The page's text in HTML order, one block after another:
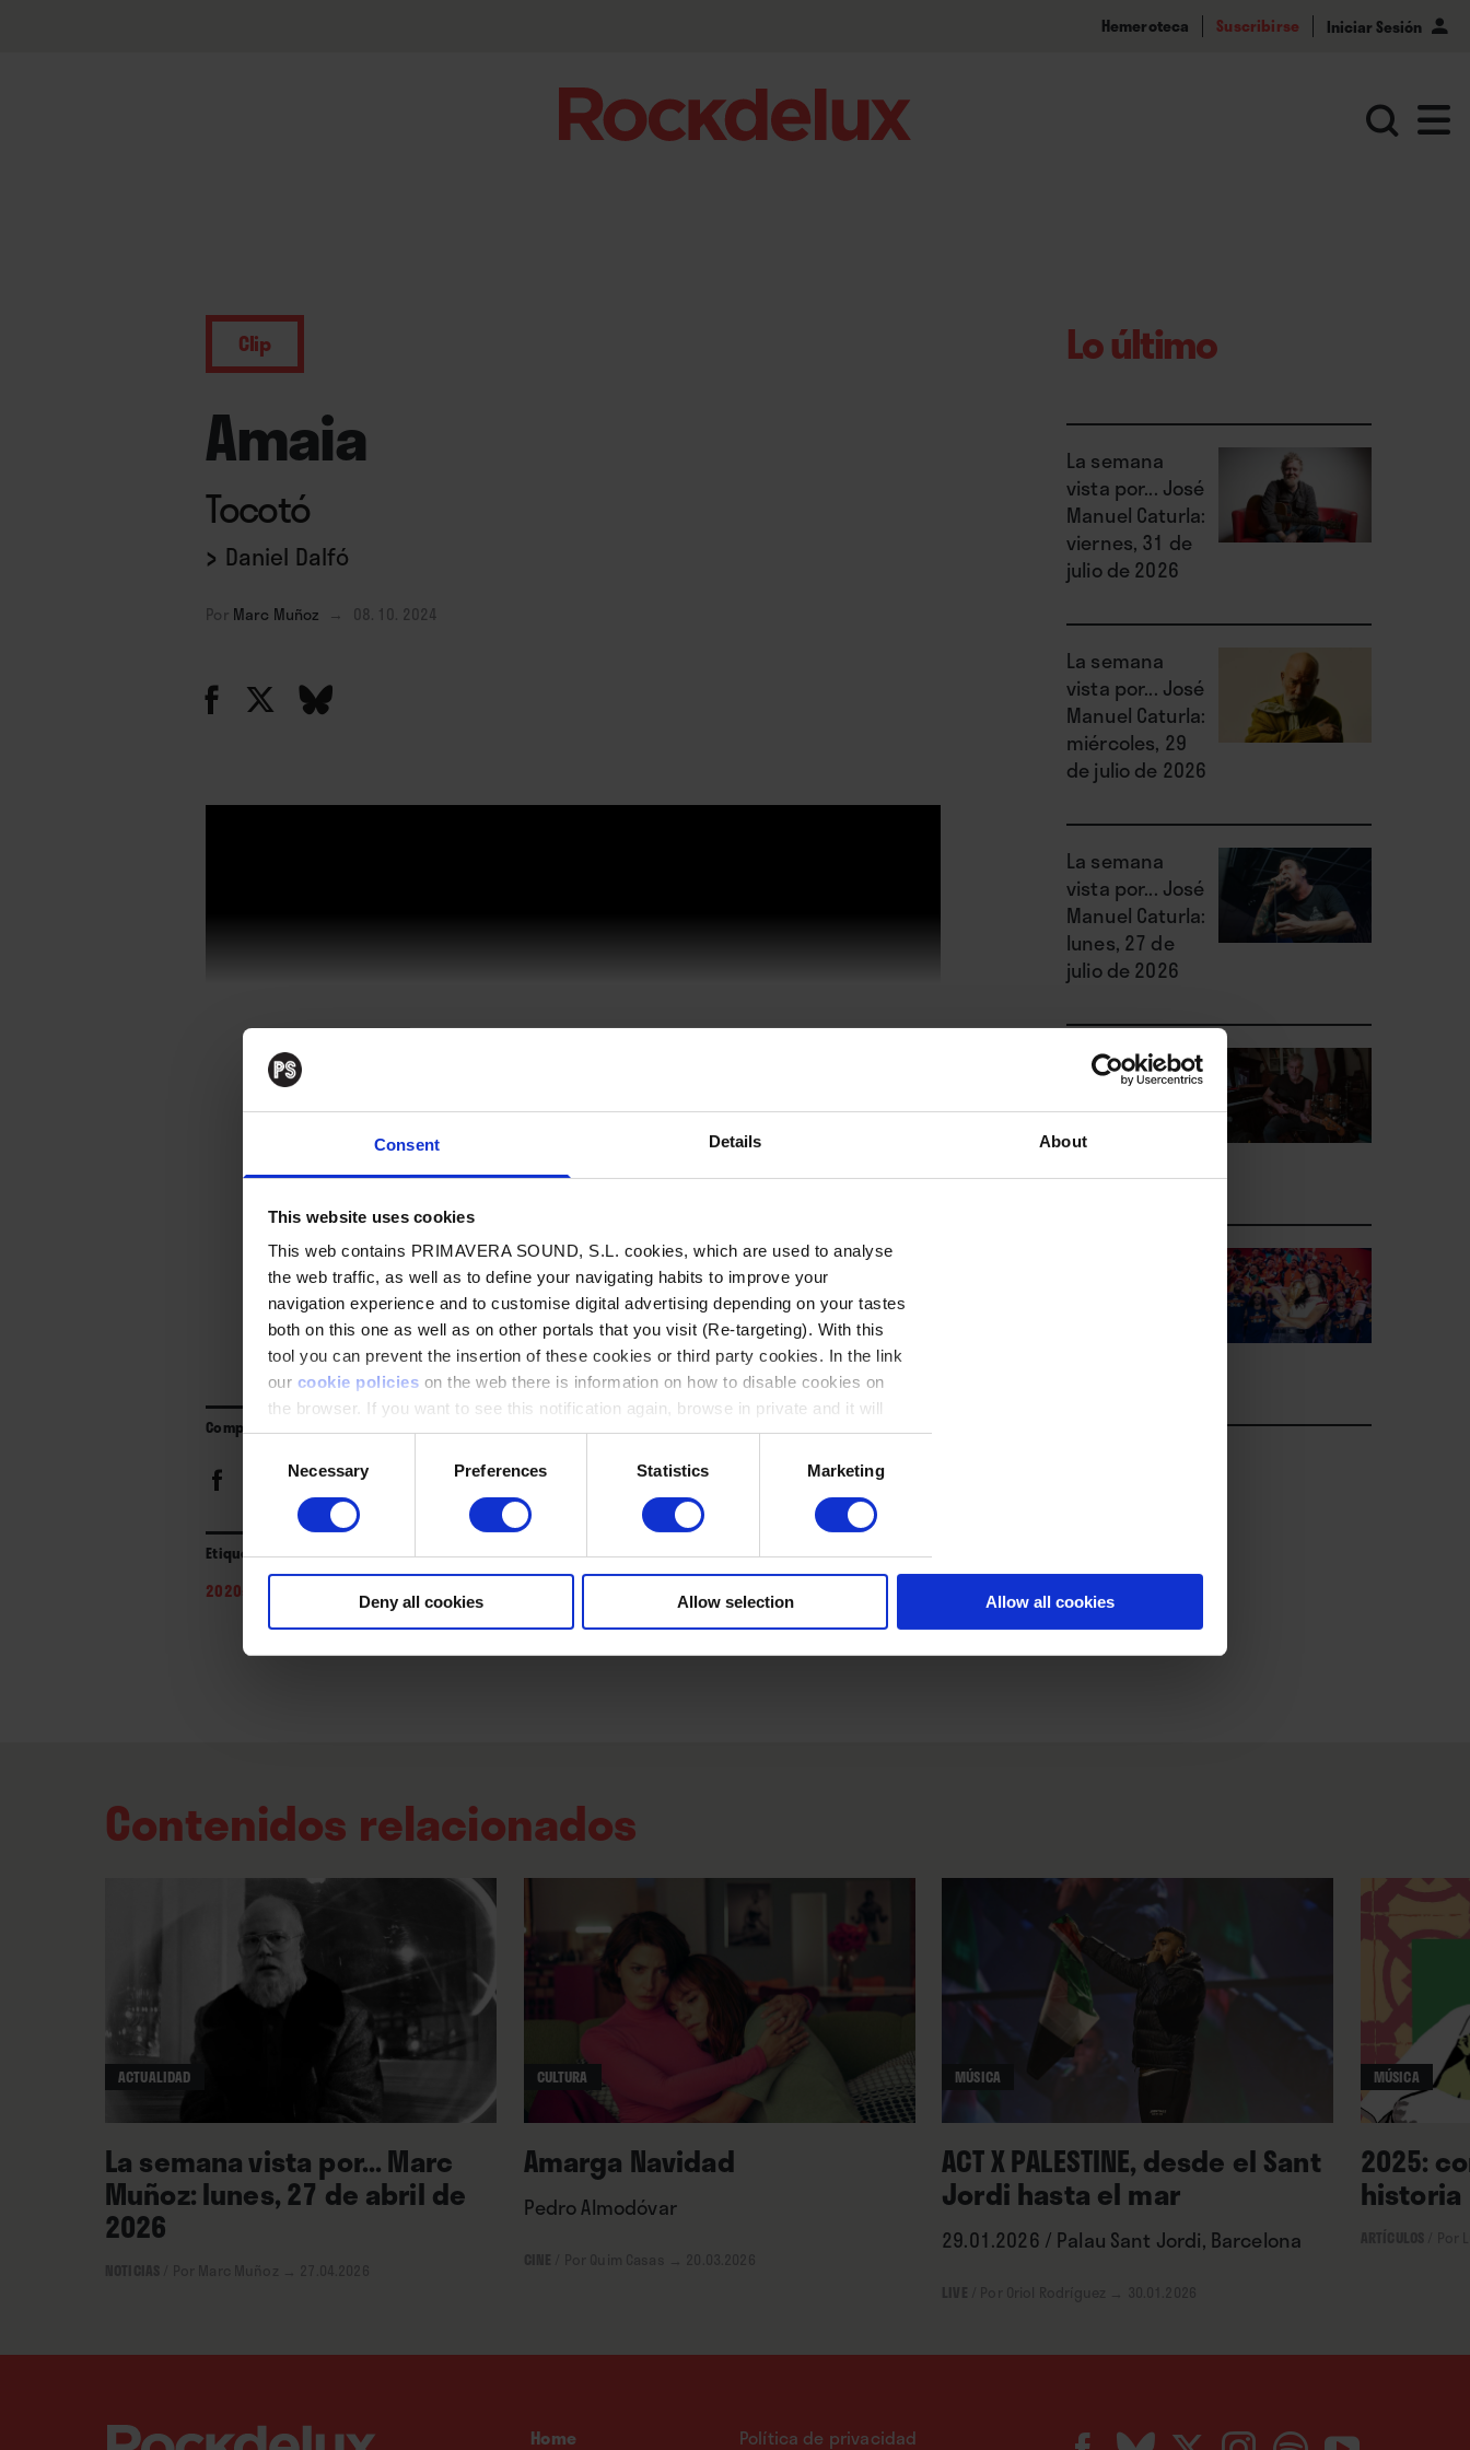
Consent Details About
This website uses cookies
This web contains PRIMAVERA SOUND, S.L. cookies, which are used to analyse
the web traffic, as well as to define your navigating habits to improve your
navigation experience and to customise digital advertising depending on your tastes
both on this one as well as on other portals that you visit (Re-targeting). With this
tool you can prevent the insertion of these cookies or third party cookies. In the link
our cookie policies on the web there is information on how to disable cookies on
the browser. If you want to see this notification again, browse in private and it will
appear again
SelectionNecessary Preferences Statistics Marketing
Deny all cookies Allow selection Allow all cookies
Hemeroteca Suscribirse Iniciar Sesión
Clip
Amaia
Tocotó
› Daniel Dalfó
Por Marc Muñoz → 08. 10. 2024
Suscríbete Inicia sesión
Compartir
Etiquetas
2020s indie pop pop pop electrónico
Lo último
La semana
vista por... José
Manuel Caturla:
viernes, 31 de
julio de 2026
La semana
vista por... José
Manuel Caturla:
miércoles, 29
de julio de 2026
La semana
vista por... José
Manuel Caturla:
lunes, 27 de
julio de 2026
La semana
vista por...
Diego Rubio:
viernes, 24 de
julio de 2026
Contenidos relacionados
ACTUALIDAD
La semana vista por... Marc
Muñoz: lunes, 27 de abril de
2026
CULTURA
Amarga Navidad
Pedro Almodóvar
MÚSICA
ACT X PALESTINE, desde el Sant
Jordi hasta el mar
29.01.2026 / Palau Sant Jordi, Barcelona
MÚSICA
2025:
historia
Home Política de privacidad